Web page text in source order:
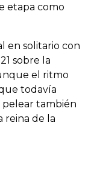
etapa como
en solitario con
sobre la
el ritmo
todavía
también
reina de la